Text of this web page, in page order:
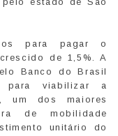
para pagar o
de 1,5%. A
Banco do Brasil
para viabilizar a
um dos maiores
de mobilidade
unitário do